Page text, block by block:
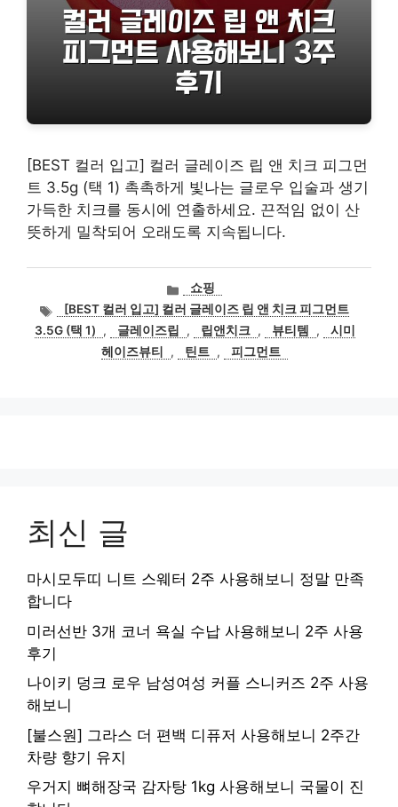
[BEST 컬러 입고] 컬러 글레이즈 립 앤 치크 피그먼
트 3.5g (택 1) 촉촉하게 빛나는 글로우 입술과 생기
가득한 치크를 동시에 연출하세요. 끈적임 없이 산
뜻하게 밀착되어 오래도록 지속됩니다.
카
테
고
리
쇼핑
태
그
[BEST 컬러 입고] 컬러 글레이즈 립 앤 치크 피그먼트
3.5G (택 1)
, 글레이즈립 , 립앤치크 , 뷰티템 ,
시미
헤이즈뷰티
, 틴트 , 피그먼트
최신 글
마시모두띠 니트 스웨터 2주 사용해보니 정말 만족
합니다
미러선반 3개 코너 욕실 수납 사용해보니 2주 사용
후기
나이키 덩크 로우 남성여성 커플 스니커즈 2주 사용
해보니
[불스원] 그라스 더 편백 디퓨저 사용해보니 2주간
차량 향기 유지
우거지 뼈해장국 감자탕 1kg 사용해보니 국물이 진